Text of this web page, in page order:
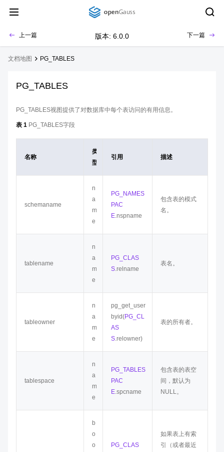
上一篇 版本: 6.0.0 下一篇
文档地图 PG_TABLES
PG_TABLES
PG_TABLES视图提供了对数据库中每个表访问的有用信息。
表 1 PG_TABLES字段
名称
类
型
引用 描述
schemaname
n
a
m
e
PG_NAMES
PAC
E.nspname
包含表的模式
名。
tablename
n
a
m
e
PG_CLAS
S.relname
表名。
tableowner
n
a
m
e
pg_get_user
byid(PG_CL
AS
S.relowner)
表的所有者。
tablespace
n
a
m
e
PG_TABLES
PAC
E.spcname
包含表的表空
间，默认为
NULL。
b
o
o
PG_CLAS
如果表上有索
引（或者最近